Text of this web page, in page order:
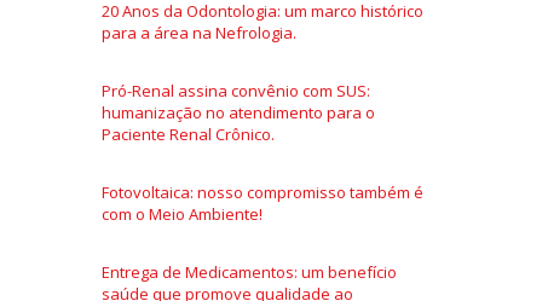
20 Anos da Odontologia: um marco histórico
para a área na Nefrologia.
Pró-Renal assina convênio com SUS:
humanização no atendimento para o
Paciente Renal Crônico.
Fotovoltaica: nosso compromisso também é
com o Meio Ambiente!
Entrega de Medicamentos: um benefício
saúde que promove qualidade ao